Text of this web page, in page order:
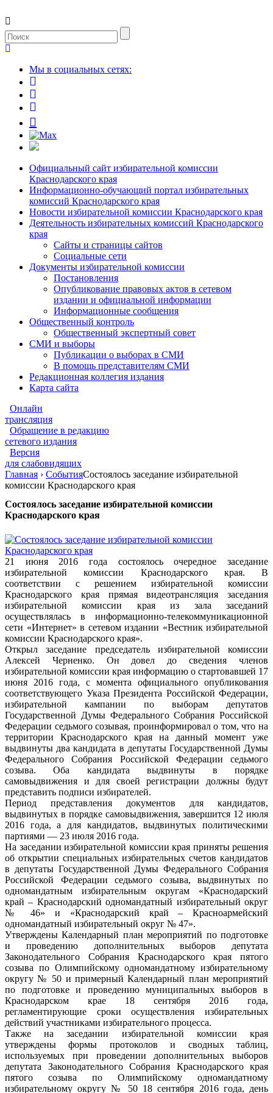
Мы в социальных сетях:
Официальный сайт избирательной комиссии
Краснодарского края
Информационно-обучающий портал избирательных
комиссий Краснодарского края
Новости избирательной комиссии Краснодарского края
Деятельность избирательных комиссий Краснодарского
края
Сайты и страницы сайтов
Социальные сети
Документы избирательной комиссии
Постановления
Опубликование правовых актов в сетевом
издании и официальной информации
Информационные сообщения
Общественный контроль
Общественный экспертный совет
СМИ и выборы
Публикации о выборах в СМИ
В помощь представителям СМИ
Редакционная коллегия издания
Карта сайта
Онлайн
трансляция
Обращение в редакцию
сетевого издания
Версия
для слабовидящих
Главная › СобытияСостоялось заседание избирательной
комиссии Краснодарского края
Состоялось заседание избирательной комиссии
Краснодарского края
21 июня 2016 года состоялось очередное заседание
избирательной комиссии Краснодарского края. В
соответствии с решением избирательной комиссии
Краснодарского края прямая видеотрансляция заседания
избирательной комиссии края из зала заседаний
осуществлялась в информационно-телекоммуникационной
сети «Интернет» в сетевом издании «Вестник избирательной
комиссии Краснодарского края».
Открыл заседание председатель избирательной комиссии
Алексей Черненко. Он довел до сведения членов
избирательной комиссии края информацию о стартовавшей 17
июня 2016 года, с момента официального опубликования
соответствующего Указа Президента Российской Федерации,
избирательной кампании по выборам депутатов
Государственной Думы Федерального Собрания Российской
Федерации седьмого созывая, проинформировал о том, что на
территории Краснодарского края на данный момент уже
выдвинуты два кандидата в депутаты Государственной Думы
Федерального Собрания Российской Федерации седьмого
созыва. Оба кандидата выдвинуты в порядке
самовыдвижения и для своей регистрации должны будут
представить подписи избирателей.
Период представления документов для кандидатов,
выдвинутых в порядке самовыдвижения, завершится 12 июля
2016 года, а для кандидатов, выдвинутых политическими
партиями — 23 июля 2016 года.
На заседании избирательной комиссии края приняты решения
об открытии специальных избирательных счетов кандидатов
в депутаты Государственной Думы Федерального Собрания
Российской Федерации седьмого созыва, выдвинутых по
одномандатным избирательным округам «Краснодарский
край – Краснодарский одномандатный избирательный округ
№ 46» и «Краснодарский край – Красноармейский
одномандатный избирательный округ № 47».
Утверждены Календарный план мероприятий по подготовке
и проведению дополнительных выборов депутата
Законодательного Собрания Краснодарского края пятого
созыва по Олимпийскому одномандатному избирательному
округу № 50 и примерный Календарный план мероприятий
по подготовке и проведению муниципальных выборов в
Краснодарском крае 18 сентября 2016 года,
регламентирующие сроки осуществления избирательных
действий участниками избирательного процесса.
Также на заседании избирательной комиссии края
утверждены формы протоколов и сводных таблиц,
используемых при проведении дополнительных выборов
депутата Законодательного Собрания Краснодарского края
пятого созыва по Олимпийскому одномандатному
избирательному округу № 50 18 сентября 2016 года, день